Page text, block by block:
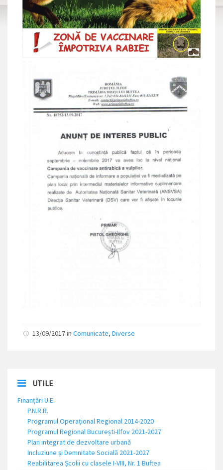
13/09/2017 in Comunicate, Diverse
UTILE
Finanțări U.E.
P.N.R.R.
Programul Operațional Regional 2014-2020
Programul Regional București-Ilfov 2021-2027
Plan integrat de dezvoltare urbană
Incluziune și Demnitate Socială 2021-2027
Reabilitarea Școlii cu clasele I-VIII, Nr. 1 Buftea